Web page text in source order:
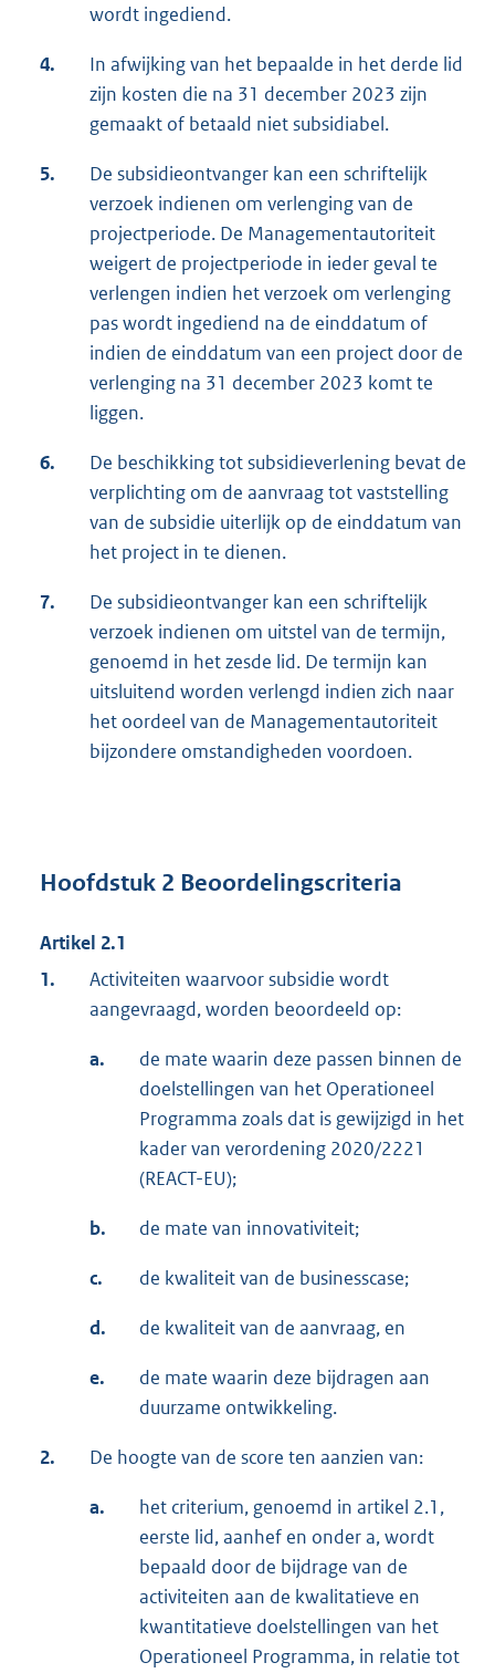
wordt ingediend.
4.
In afwijking van het bepaalde in het derde lid
zijn kosten die na 31 december 2023 zijn
gemaakt of betaald niet subsidiabel.
5.
De subsidieontvanger kan een schriftelijk
verzoek indienen om verlenging van de
projectperiode. De Managementautoriteit
weigert de projectperiode in ieder geval te
verlengen indien het verzoek om verlenging
pas wordt ingediend na de einddatum of
indien de einddatum van een project door de
verlenging na 31 december 2023 komt te
liggen.
6.
De beschikking tot subsidieverlening bevat de
verplichting om de aanvraag tot vaststelling
van de subsidie uiterlijk op de einddatum van
het project in te dienen.
7.
De subsidieontvanger kan een schriftelijk
verzoek indienen om uitstel van de termijn,
genoemd in het zesde lid. De termijn kan
uitsluitend worden verlengd indien zich naar
het oordeel van de Managementautoriteit
bijzondere omstandigheden voordoen.
Hoofdstuk 2 Beoordelingscriteria
Artikel 2.1
1.
Activiteiten waarvoor subsidie wordt
aangevraagd, worden beoordeeld op:
a.
de mate waarin deze passen binnen de
doelstellingen van het Operationeel
Programma zoals dat is gewijzigd in het
kader van verordening 2020/2221
(REACT-EU);
b. de mate van innovativiteit;
c. de kwaliteit van de businesscase;
d. de kwaliteit van de aanvraag, en
e.
de mate waarin deze bijdragen aan
duurzame ontwikkeling.
2. De hoogte van de score ten aanzien van:
a.
het criterium, genoemd in artikel 2.1,
eerste lid, aanhef en onder a, wordt
bepaald door de bijdrage van de
activiteiten aan de kwalitatieve en
kwantitatieve doelstellingen van het
Operationeel Programma, in relatie tot